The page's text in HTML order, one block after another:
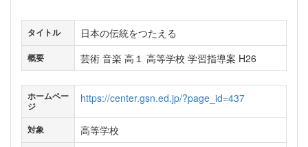
タイトル 日本の伝統をつたえる
概要 芸術 音楽 高１ 高等学校 学習指導案 H26
ホームペー
ジ
https://center.gsn.ed.jp/?page_id=437
対象 高等学校